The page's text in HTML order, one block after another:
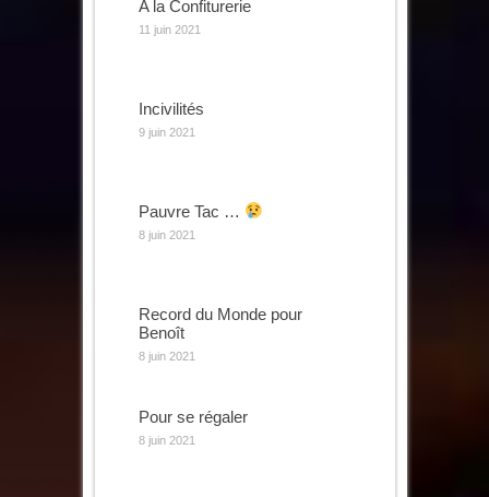
A la Confiturerie
11 juin 2021
Incivilités
9 juin 2021
Pauvre Tac …
8 juin 2021
Record du Monde pour
Benoît
8 juin 2021
Pour se régaler
8 juin 2021